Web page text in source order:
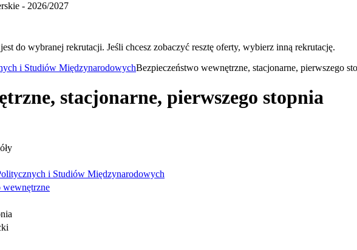
- 2026/2027
do wybranej rekrutacji. Jeśli chcesz zobaczyć resztę oferty, wybierz inną rekrutację.
i Studiów MiędzynarodowychBezpieczeństwo wewnętrzne, stacjonarne, pierwszego
stacjonarne, pierwszego stopnia
i Studiów Międzynarodowych
wewnętrzne